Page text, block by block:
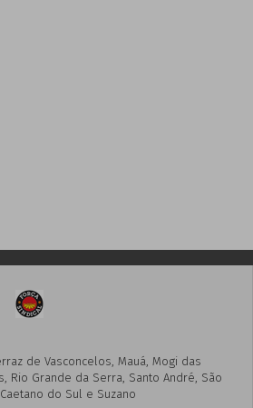
de Vasconcelos, Mauá, Mogi das
Rio Grande da Serra, Santo André, São
do Sul e Suzano